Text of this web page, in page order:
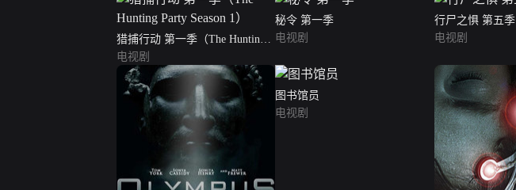
猎捕行动 第一季（The Hunting
Party Season 1）
电视剧
秘令 第一季
电视剧
行尸之惧 第五季
电视剧
图书馆员
电视剧